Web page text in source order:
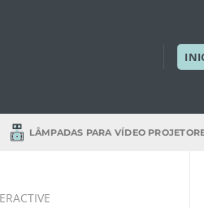
LÂMPADAS PARA VÍDEO